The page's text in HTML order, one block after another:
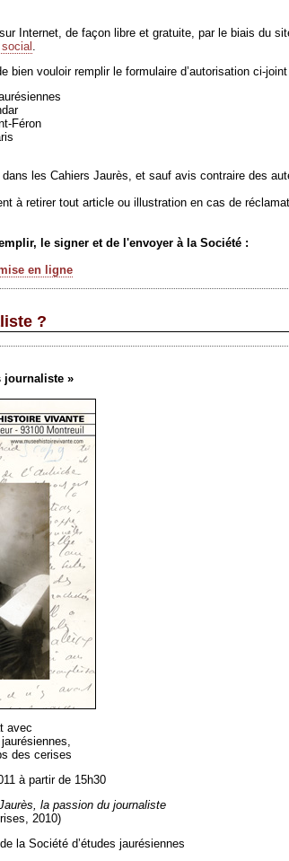
Internet, de façon libre et gratuite, par le biais du
.
vouloir remplir le formulaire d’autorisation ci-
Féron
les Cahiers Jaurès, et sauf avis contraire des
à retirer tout article ou illustration en cas de
le signer et de l'envoyer à la Société :
en ligne
?
journaliste »
avec
des cerises
à partir de 15h30
la passion du journaliste
2010)
la Société d’études jaurésiennes